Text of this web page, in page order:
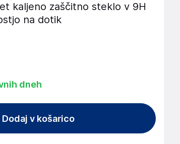
kaljeno zaščitno steklo v 9H
na dotik
dneh
Dodaj v košarico